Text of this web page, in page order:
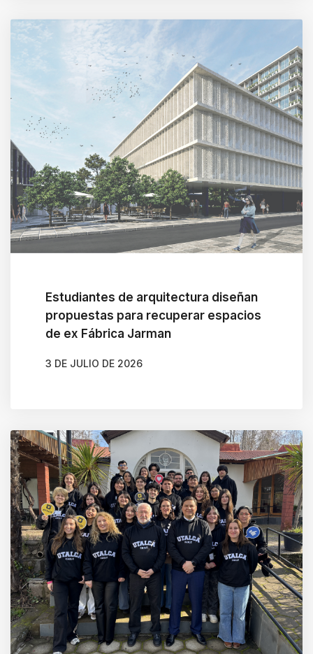
Estudiantes de arquitectura diseñan
propuestas para recuperar espacios
de ex Fábrica Jarman
3 DE JULIO DE 2026